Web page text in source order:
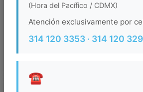
Ocupacion
(Hora del Pacífico / CDMX)
Atención exclusivamente por
314 120 3353 · 314 120
☎️